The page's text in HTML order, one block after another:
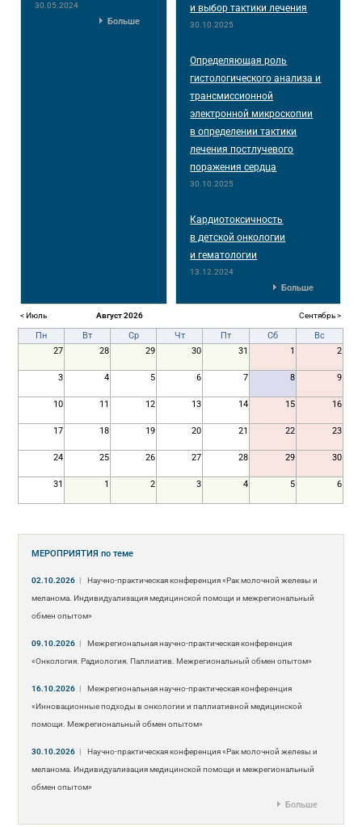
30.05.2024
Больше
и выбор тактики лечения
30.10.2025
Определяющая роль
гистологического анализа и
трансмиссионной
электронной микроскопии
в определении тактики
лечения постлучевого
поражения сердца
30.10.2025
Кардиотоксичность
в детской онкологии
и гематологии
13.12.2024
Больше
< Июль Август 2026 Сентябрь >
Пн Вт Ср Чт Пт Сб
Вс
27
28 29 30 31 1 2
3 4 5 6 7 8 9
10 11 12 13 14 15 16
17 18 19 20 21 22 23
24 25 26 27 28 29 30
31 1 2 3 4 5 6
МЕРОПРИЯТИЯпо теме
02.10.2026 |
Научно-практическая конференция «Рак молочной железы и
меланома. Индивидуализация медицинской помощи и межрегиональный
обмен опытом»
09.10.2026 |
Межрегиональная научно-практическая конференция
«Онкология. Радиология. Паллиатив. Межрегиональный обмен опытом»
16.10.2026 |
Межрегиональная научно-практическая конференция
«Инновационные подходы в онкологии и паллиативной медицинской
помощи. Межрегиональный обмен опытом»
30.10.2026 |
Научно-практическая конференция «Рак молочной железы и
меланома. Индивидуализация медицинской помощи и межрегиональный
обмен опытом»
Больше